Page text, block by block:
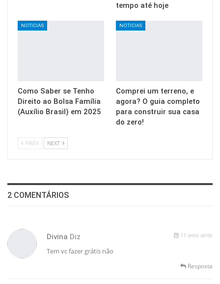
tempo até hoje
NOTICIAS
Como Saber se Tenho
Direito ao Bolsa Família
(Auxílio Brasil) em 2025
NOTICIAS
Comprei um terreno, e
agora? O guia completo
para construir sua casa
do zero!
PREV NEXT
2 COMENTÁRIOS
Divina Diz 11 anos atrás
Tem vc fazer grátis não
Resposta